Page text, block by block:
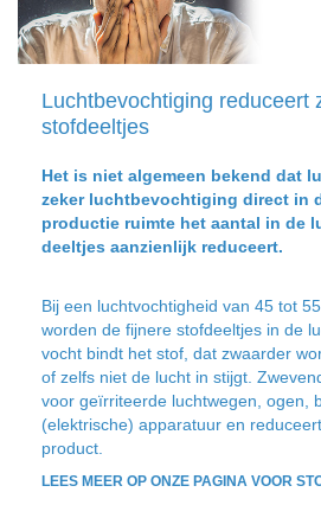
Luchtbevochtiging reduceert
stofdeeltjes
Het is niet algemeen bekend dat
zeker luchtbevochtiging direct in
productie ruimte het aantal in de
deeltjes aanzienlijk reduceert.
Bij een luchtvochtigheid van 45 tot
worden de fijnere stofdeeltjes in de
vocht bindt het stof, dat zwaarder
of zelfs niet de lucht in stijgt.
voor geïrriteerde luchtwegen, ogen,
(elektrische) apparatuur en
product.
LEES MEER OP ONZE PAGINA VOOR